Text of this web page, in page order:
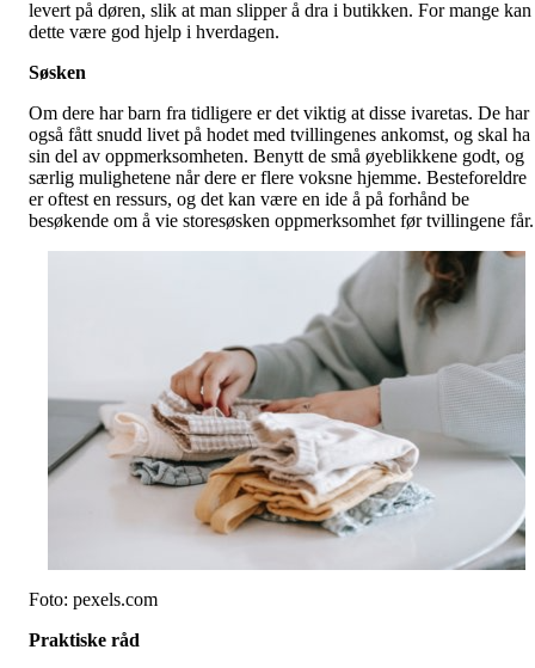
levert på døren, slik at man slipper å dra i butikken. For mange kan
dette være god hjelp i hverdagen.
Søsken
Om dere har barn fra tidligere er det viktig at disse ivaretas. De har
også fått snudd livet på hodet med tvillingenes ankomst, og skal ha
sin del av oppmerksomheten. Benytt de små øyeblikkene godt, og
særlig mulighetene når dere er flere voksne hjemme. Besteforeldre
er oftest en ressurs, og det kan være en ide å på forhånd be
besøkende om å vie storesøsken oppmerksomhet før tvillingene får.
Foto: pexels.com
Praktiske råd